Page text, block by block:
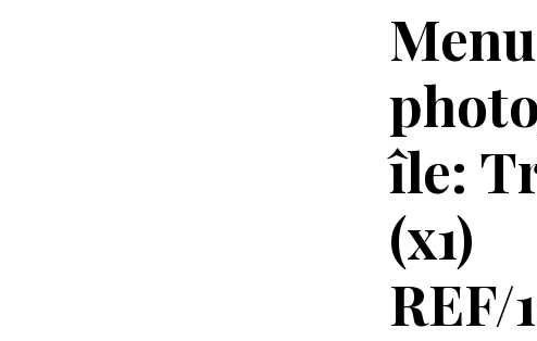
Menu
île:
(x1)
REF/